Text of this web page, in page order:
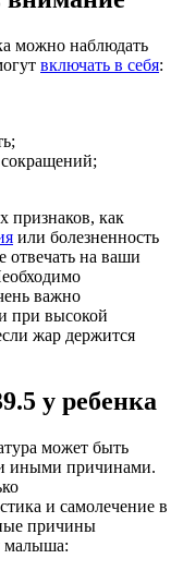
можно наблюдать
включать в себя:
признаков, как
или болезненность
отвечать на ваши
важно
при высокой
жар держится
у ребенка
может быть
иными причинами.
и самолечение в
причины
малыша: